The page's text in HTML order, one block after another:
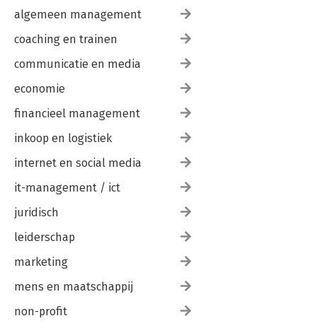
algemeen management
coaching en trainen
communicatie en media
economie
financieel management
inkoop en logistiek
internet en social media
it-management / ict
juridisch
leiderschap
marketing
mens en maatschappij
non-profit